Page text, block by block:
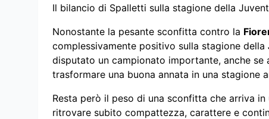
Il bilancio di Spalletti sulla stagione della
Nonostante la pesante sconfitta contro la
complessivamente positivo sulla stagione della
disputato un campionato importante, anche
trasformare una buona annata in una stagione
Resta però il peso di una sconfitta che arriva
ritrovare subito compattezza, carattere e